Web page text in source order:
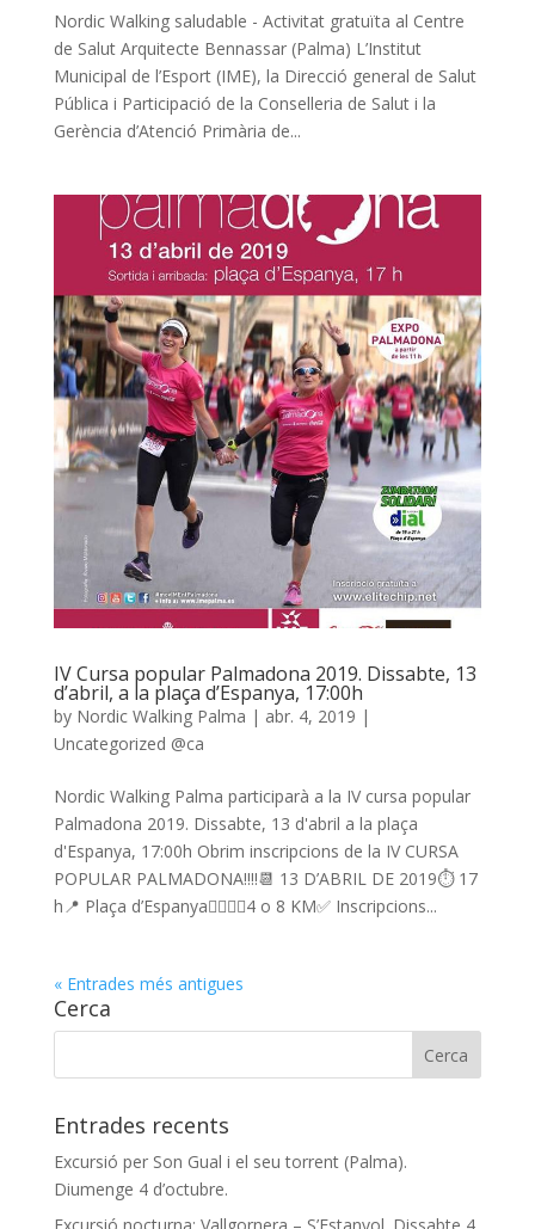
Nordic Walking saludable - Activitat gratuïta al Centre
de Salut Arquitecte Bennassar (Palma) L’Institut
Municipal de l’Esport (IME), la Direcció general de Salut
Pública i Participació de la Conselleria de Salut i la
Gerència d’Atenció Primària de...
IV Cursa popular Palmadona 2019. Dissabte, 13
d’abril, a la plaça d’Espanya, 17:00h
by Nordic Walking Palma | abr. 4, 2019 |
Uncategorized @ca
Nordic Walking Palma participarà a la IV cursa popular
Palmadona 2019. Dissabte, 13 d'abril a la plaça
d'Espanya, 17:00h Obrim inscripcions de la IV CURSA
POPULAR PALMADONA!!!!📆 13 D’ABRIL DE 2019⏱ 17
h📍 Plaça d’Espanya🏃‍♀️🏃‍♂️4 o 8 KM✅ Inscripcions...
« Entrades més antigues
Cerca
Entrades recents
Excursió per Son Gual i el seu torrent (Palma).
Diumenge 4 d’octubre.